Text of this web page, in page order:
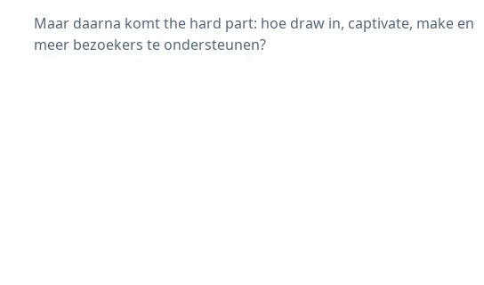
Maar daarna komt the hard part: hoe draw in, captivate, make en
meer bezoekers te ondersteunen?